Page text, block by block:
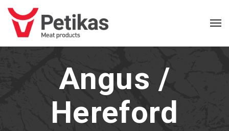
Angus /
Hereford